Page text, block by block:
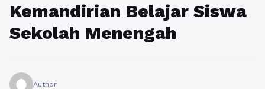
Kemandirian Belajar Siswa
Sekolah Menengah
Author